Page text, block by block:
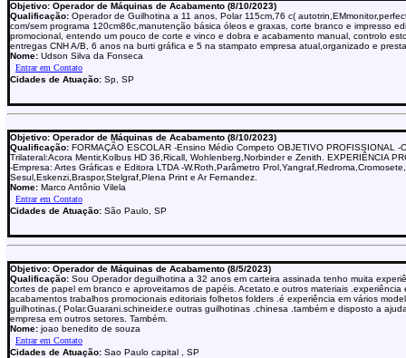
Objetivo: Operador de Máquinas de Acabamento (8/10/2023)
Qualificação: Operador de Guilhotina a 11 anos, Polar 115cm,76 c(
com/sem programa 120cm86c,manutenção básica óleos e graxas, corte branco e impresso
promocional, entendo um pouco de corte e vinco e dobra e acabamento manual, controlo
entregas CNH A/B, 6 anos na burti gráfica e 5 na stampato empresa atual,organizado e
Nome: Udson Silva da Fonseca
Cidades de Atuação: Sp, SP
Objetivo: Operador de Máquinas de Acabamento (8/10/2023)
Qualificação: FORMAÇÃO ESCOLAR -Ensino Médio Competo OBJETIVO PROFISSIONAL -
Trilateral:Acora Mentir,Kolbus HD 36,Ricall, Wohlenberg,Norbinder e Zenith. EXPERIÊNCIA
-Empresa: Artes Gráficas e Editora LTDA -W.Roth,Parâmetro
Sesul,Eskenzi,Braspor,Stelgraf,Plena Print e Ar Fernandez.
Nome: Marco Antônio Vilela
Cidades de Atuação: São Paulo, SP
Objetivo: Operador de Máquinas de Acabamento (8/5/2023)
Qualificação: Sou Operador deguilhotina a 32 anos em carteira assinada tenho muita
cortes de papel em branco e aproveitamos de papéis. Acetato.e outros materiais .experiência
acabamentos trabalhos promocionais editoriais folhetos folders .é experiência em vários
guilhotinas.( Polar.Guarani.schineider.e outras guilhotinas .chinesa .também e disposto a
empresa em outros setores. Também.
Nome: joao benedito de souza
Cidades de Atuação: Sao Paulo capital , SP